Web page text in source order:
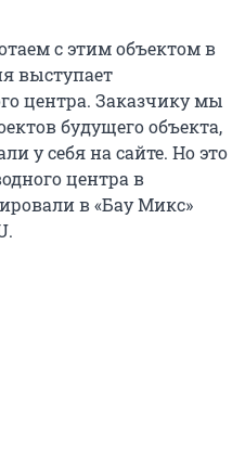
с этим объектом в
выступает
центра. Заказчику мы
будущего объекта,
у себя на сайте. Но это
центра в
в «Бау Микс»